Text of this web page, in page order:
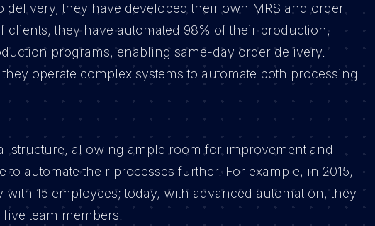
delivery, they have developed their own MRS and order
clients, they have automated 98% of their production,
programs, enabling same-day order delivery.
operate complex systems to automate both processing
structure, allowing ample room for improvement and
automate their processes further. For example, in 2015,
15 employees; today, with advanced automation, they
team members.